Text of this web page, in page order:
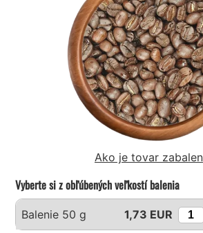
Ako je tovar
Vyberte si z obľúbených veľkostí balenia
Balenie 50 g 1,73 EUR